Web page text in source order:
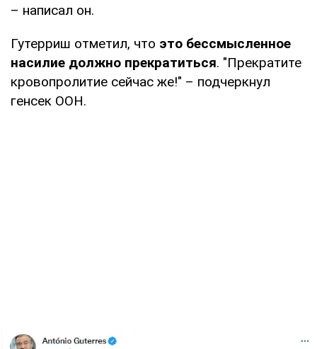
– написал он.
Гутерриш отметил, что это бессмысленное
насилие должно прекратиться. "Прекратите
кровопролитие сейчас же!" – подчеркнул
генсек ООН.